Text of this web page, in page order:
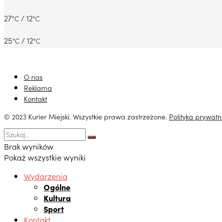
27°C / 12°C
25°C / 12°C
O nas
Reklama
Kontakt
© 2023 Kurier Miejski. Wszystkie prawa zastrzeżone. Polityka
Brak wyników
Pokaż wszystkie wyniki
Wydarzenia
Ogólne
Kultura
Sport
Kontakt